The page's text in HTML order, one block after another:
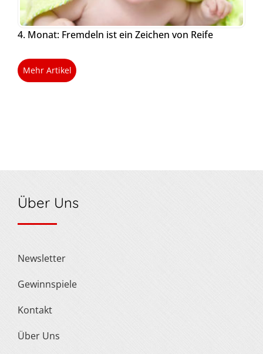
4. Monat: Fremdeln ist ein Zeichen von Reife
Mehr Artikel
Über Uns
Newsletter
Gewinnspiele
Kontakt
Über Uns